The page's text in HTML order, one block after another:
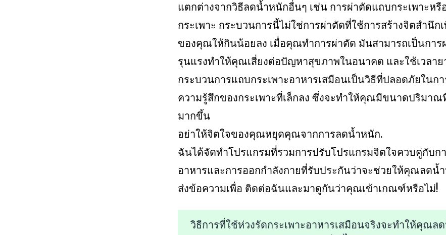
แตกต่างจากวิธีลดน้ำหนักอื่นๆ เช่น การผ่าตัดแถบกระเพาะหรื
กระเพาะ กระบวนการนี้ไม่ใช่การผ่าตัดที่ใช้การสร้างจิตสำนึก
ของคุณให้กินน้อยลง เมื่อคุณทำการผ่าตัด มันสามารถเป็นการ
รุนแรงทำให้คุณเสี่ยงต่อปัญหาสุขภาพในอนาคต และใช้เวลา
กระบวนการแถบกระเพาะอาหารเสมือนเป็นวิธีที่ปลอดภัยในก
ความรู้สึกของกระเพาะที่เล็กลง ซึ่งจะทำให้คุณมีขนาดปริมาณ
มากขึ้น
อย่าให้จิตใจของคุณหยุดคุณจากการลดน้ำหนัก.
ฉันได้จัดทำโปรแกรมที่รวมการปรับโปรแกรมจิตใจควบคู่กับก
อาหารและการออกกำลังกายที่รับประกันว่าจะช่วยให้คุณลดน้
ส่งข้อความเพื่อ ติดต่อฉันและมาดูกันว่าคุณเข้าเกณฑ์หรือไม่!
วิธีการที่ใช้ห่วงรัดกระเพาะอาหารเสมือนจริงจะทำให้คุณล